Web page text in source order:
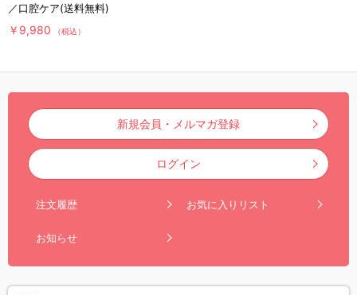
／口腔ケア(送料無料)
￥9,980 （税込）
新規会員・メルマガ登録
ログイン
注文履歴 お気に入りリスト
お知らせ